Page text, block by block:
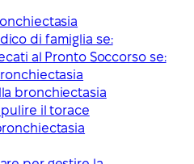
di famiglia se:
al Pronto Soccorso se:
bronchiectasia
il torace